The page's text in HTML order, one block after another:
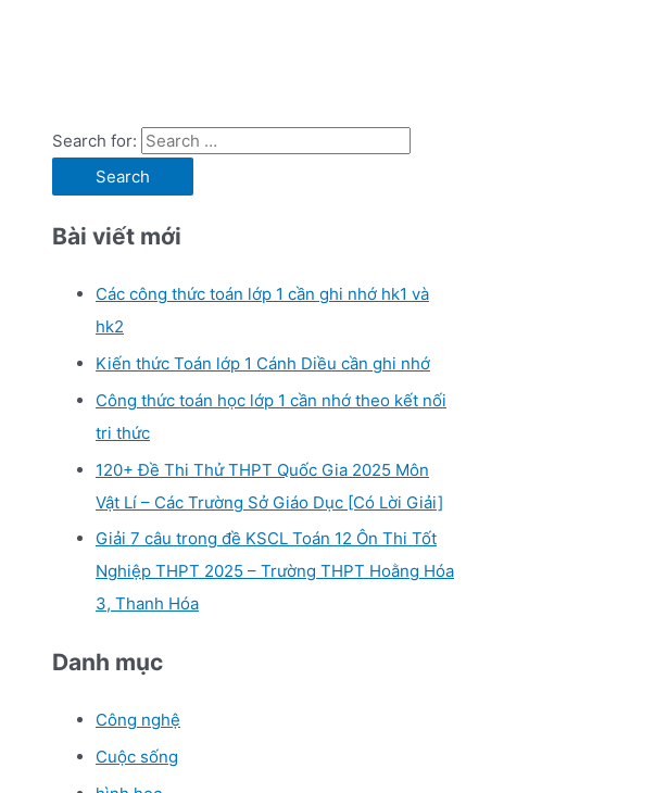
Search for:
Bài viết mới
Các công thức toán lớp 1 cần ghi nhớ hk1 và
hk2
Kiến thức Toán lớp 1 Cánh Diều cần ghi nhớ
Công thức toán học lớp 1 cần nhớ theo kết nối
tri thức
120+ Đề Thi Thử THPT Quốc Gia 2025 Môn
Vật Lí – Các Trường Sở Giáo Dục [Có Lời Giải]
Giải 7 câu trong đề KSCL Toán 12 Ôn Thi Tốt
Nghiệp THPT 2025 – Trường THPT Hoằng Hóa
3, Thanh Hóa
Danh mục
Công nghệ
Cuộc sống